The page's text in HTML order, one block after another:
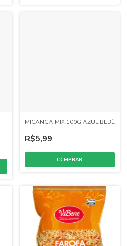
MICANGA MIX 100G AZUL BEBÊ
R$5,99